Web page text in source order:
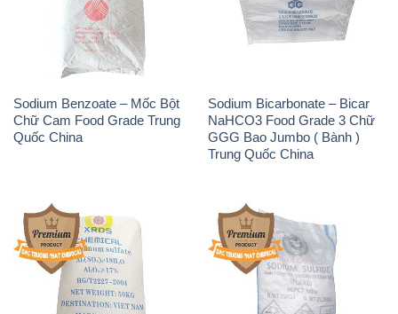
Sodium Benzoate – Mốc Bột
Chữ Cam Food Grade Trung
Quốc China
Sodium Bicarbonate – Bicar
NaHCO3 Food Grade 3 Chữ
GGG Bao Jumbo ( Bành )
Trung Quốc China